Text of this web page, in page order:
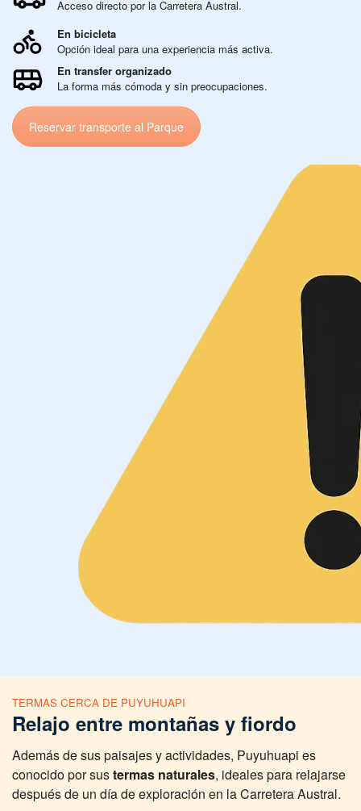
Acceso directo por la Carretera Austral.
En bicicleta
Opción ideal para una experiencia más activa.
En transfer organizado
La forma más cómoda y sin preocupaciones.
Reservar transporte al Parque
TERMAS CERCA DE PUYUHUAPI
Relajo entre montañas y fiordo
Además de sus paisajes y actividades, Puyuhuapi es
conocido por sustermas naturales, ideales para relajarse
después de un día de exploración en la Carretera Austral.